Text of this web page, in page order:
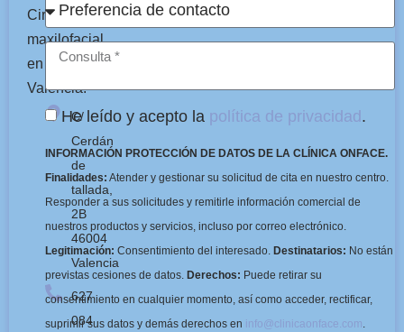
Cirugía
maxilofacial
en
Valencia.
C/
Cerdán
de
tallada,
2B
46004
Valencia
627
084
He leído y acepto la política de privacidad.
INFORMACIÓN PROTECCIÓN DE DATOS DE LA CLÍNICA ONFACE.
Finalidades: Atender y gestionar su solicitud de cita en nuestro centro.
Responder a sus solicitudes y remitirle información comercial de
nuestros productos y servicios, incluso por correo electrónico.
Legitimación: Consentimiento del interesado. Destinatarios: No están
previstas cesiones de datos. Derechos: Puede retirar su
consentimiento en cualquier momento, así como acceder, rectificar,
suprimir sus datos y demás derechos en info@clinicaonface.com.